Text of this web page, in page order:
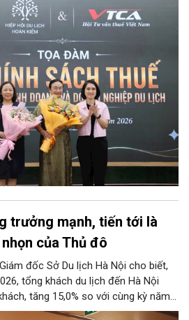
trưởng mạnh, tiến tới là
của Thủ đô
đốc Sở Du lịch Hà Nội cho biết,
tổng khách du lịch đến Hà Nội
tăng 15,0% so với cùng kỳ năm
lịch ước đạt 86,47 nghìn tỷ đồng,